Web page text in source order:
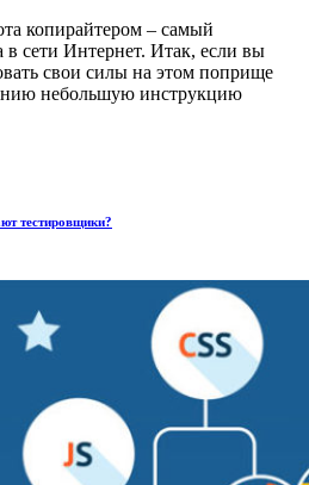
копирайтером – самый
в сети Интернет. Итак, если вы
свои силы на этом поприще
небольшую инструкцию
тестировщики?